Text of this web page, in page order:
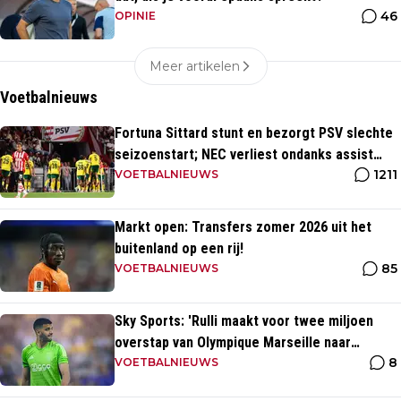
OPINIE 46
Meer artikelen
Voetbalnieuws
Fortuna Sittard stunt en bezorgt PSV slechte
seizoenstart; NEC verliest ondanks assist
Tadic
VOETBALNIEUWS 1211
Markt open: Transfers zomer 2026 uit het
buitenland op een rij!
VOETBALNIEUWS 85
Sky Sports: 'Rulli maakt voor twee miljoen
overstap van Olympique Marseille naar
Manchester City'
VOETBALNIEUWS 8